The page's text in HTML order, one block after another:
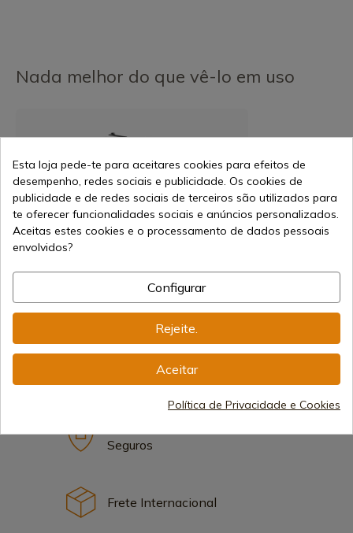
Nada melhor do que vê-lo em uso
127,20 € 159,00 € Adicionar ao carrinho
Vendendo online desde 1998
Seguros
Frete Internacional
Esta loja pede-te para aceitares cookies para efeitos de
desempenho, redes sociais e publicidade. Os cookies de
publicidade e de redes sociais de terceiros são utilizados para
te oferecer funcionalidades sociais e anúncios personalizados.
Aceitas estes cookies e o processamento de dados pessoais
envolvidos?
Configurar
Rejeite.
Aceitar
Política de Privacidade e Cookies